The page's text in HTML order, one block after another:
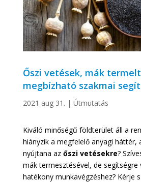
Őszi vetések, mák
megbízható szakmai
2021 aug 31. | Útmutatás
Kiváló minőségű földterület áll a
hiányzik a megfelelő anyagi háttér,
nyújtana az őszi vetésekre?
mák termesztésével, de segítségre
hatékony munkavégzéshez? Kérje